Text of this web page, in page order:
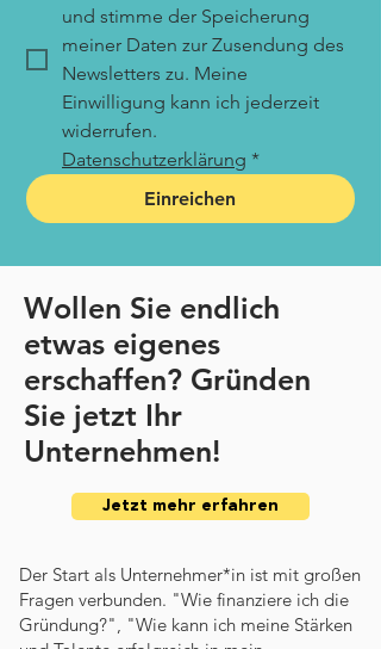
und stimme der Speicherung
meiner Daten zur Zusendung des
Newsletters zu. Meine
Einwilligung kann ich jederzeit
Datenschutzerklärung *
Einreichen
Wollen Sie endlich
etwas eigenes
erschaffen? Gründen
Sie jetzt Ihr
Unternehmen!
Jetzt mehr erfahren
Der Start als Unternehmer*in ist mit großen
Fragen verbunden. "Wie finanziere ich die
Gründung?", "Wie kann ich meine Stärken